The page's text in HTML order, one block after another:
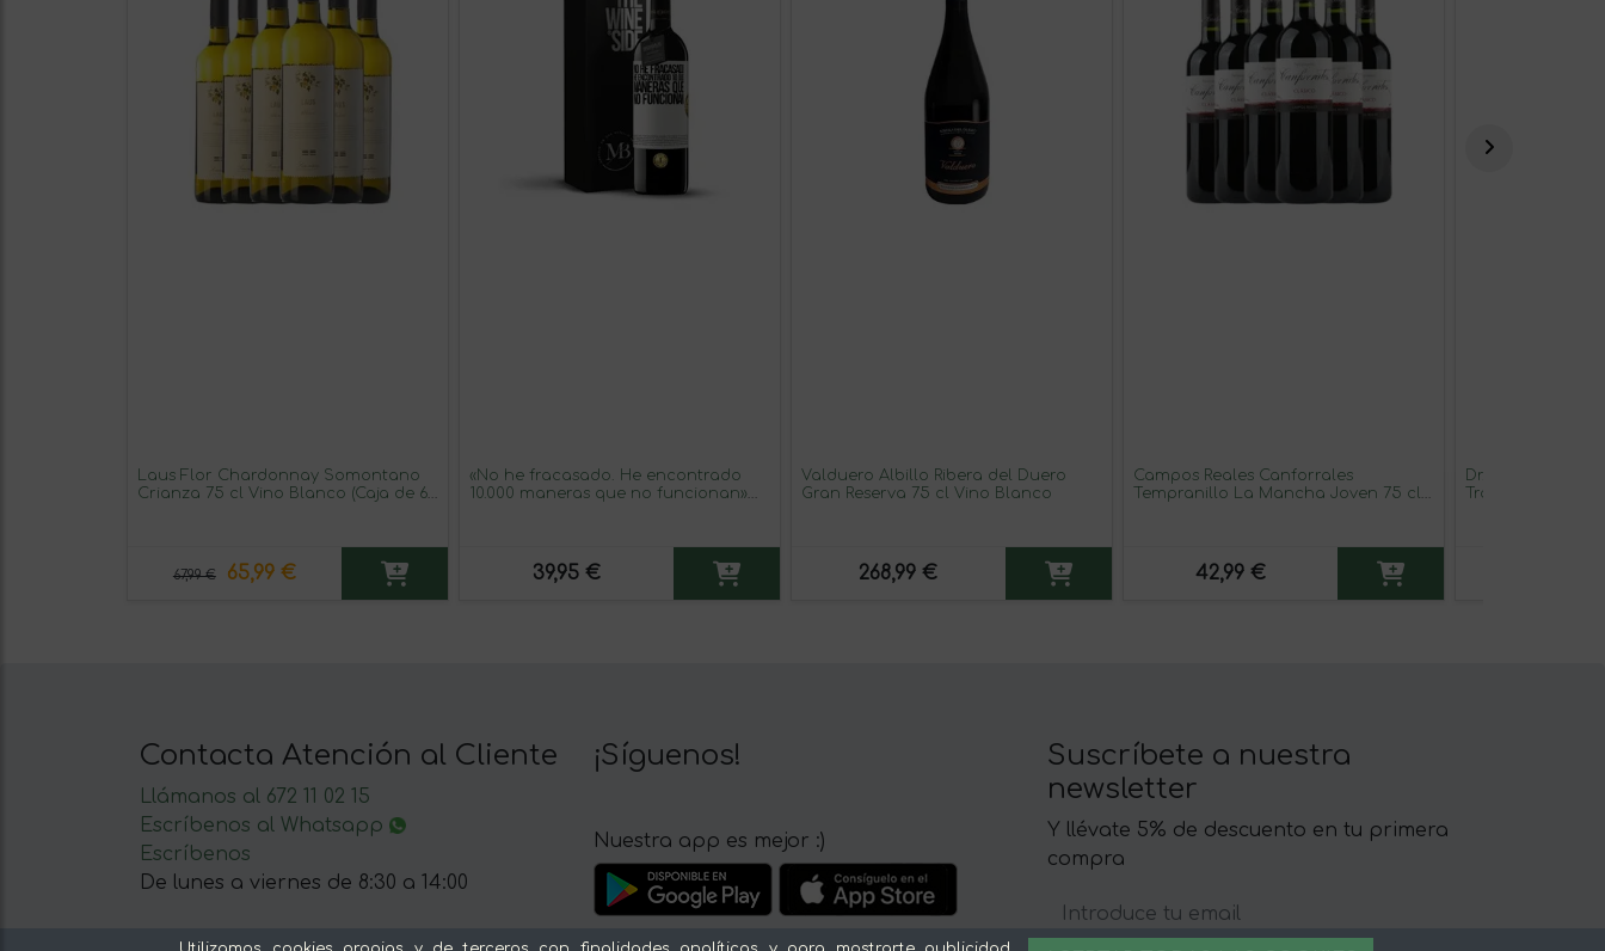
Laus Flor Chardonnay Somontano
Crianza 75 cl Vino Blanco (Caja de 6
67,99 € 65,99 €
«No he fracasado. He encontrado
10.000 maneras que no funcionan»
39,95 €
Valduero Albillo Ribera del Duero
Gran Reserva 75 cl Vino Blanco
268,99 €
Campos Reales Canforrales
Tempranillo La Mancha Joven 75 cl
42,99 €
Dr. Koehler
Trocken — Seco
Contacta Atención al Cliente
Llámanos al 672 11 02 15
Escríbenos al Whatsapp
Escríbenos
De lunes a viernes de 8:30 a 14:00
¡Síguenos!
Nuestra app es mejor :)
Suscríbete a nuestra
newsletter
Y llévate 5% de descuento en tu primera
compra